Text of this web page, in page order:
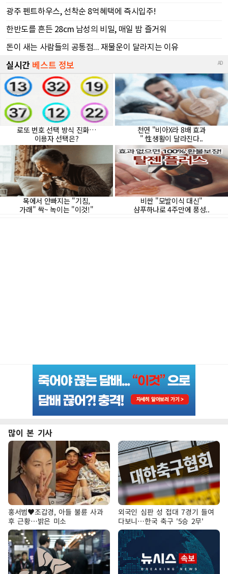
많이 본 기사
홍서범♥조갑경, 아들 불륜 사과
후 근황…밝은 미소
외국인 심판 성 접대 7경기 들여
다보니…한국 축구 '5승 2무'